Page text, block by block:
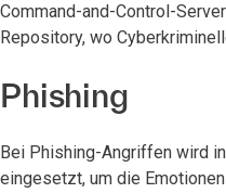
Command-and-Control-
Repository, wo
Phishing
Bei Phishing-Angriffen wird
eingesetzt, um die